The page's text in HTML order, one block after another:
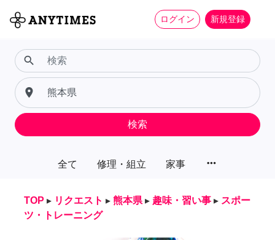
ログイン 新規登録
全て 修理・組立 家事 more_horiz
search
place
検索
TOP ▸ リクエスト ▸ 熊本県 ▸ 趣味・習い事 ▸ スポー
ツ・トレーニング